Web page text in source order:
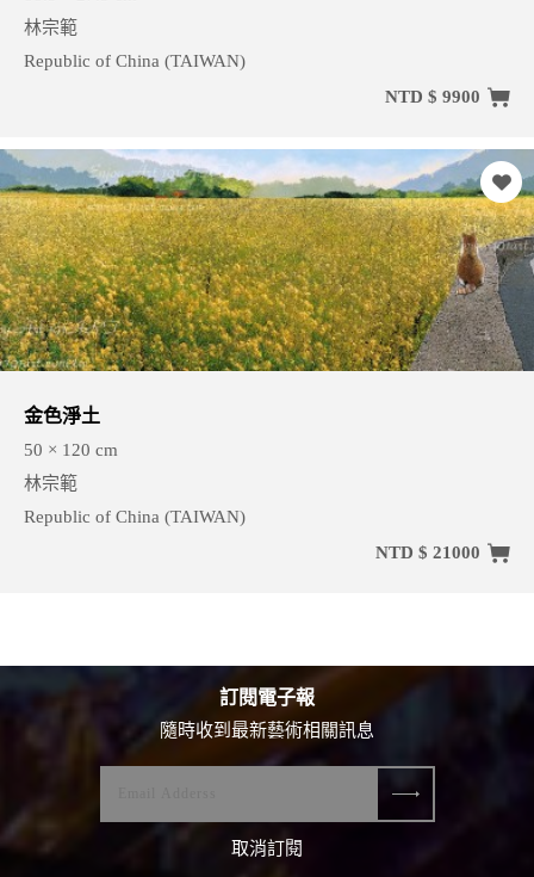
林宗範
Republic of China (TAIWAN)
NTD $ 9900
金色淨土
50 × 120 cm
林宗範
Republic of China (TAIWAN)
NTD $ 21000
訂閱電子報
隨時收到最新藝術相關訊息
取消訂閱